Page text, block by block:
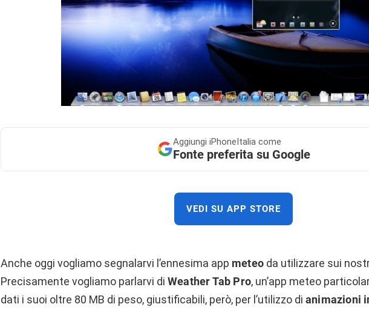
Aggiungi iPhoneItalia come
Fonte preferita su Google
VEDI SU APP STORE
Anche oggi vogliamo segnalarvi l’ennesima app meteo da utilizzare sui
Precisamente vogliamo parlarvi di Weather Tab Pro, un’app meteo
dati i suoi oltre 80 MB di peso, giustificabili, però, per l’utilizzo di animazioni